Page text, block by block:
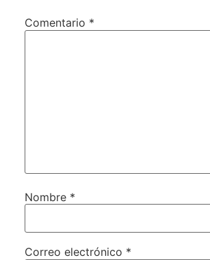
Comentario *
Nombre *
Correo electrónico *